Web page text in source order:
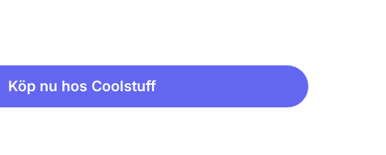
Köp nu hos Coolstuff